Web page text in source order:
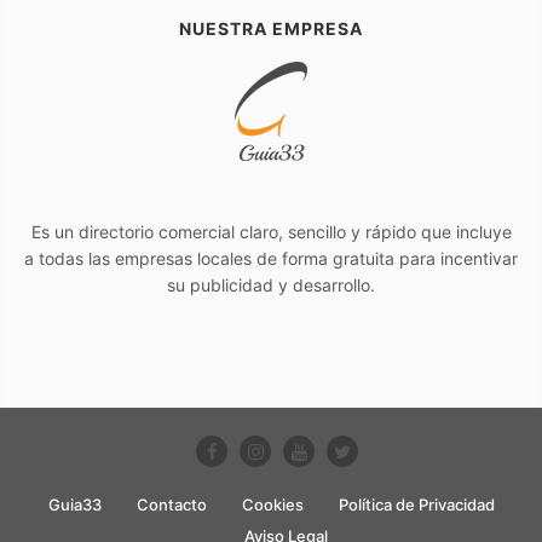
NUESTRA EMPRESA
Es un directorio comercial claro, sencillo y rápido que incluye
a todas las empresas locales de forma gratuita para incentivar
su publicidad y desarrollo.
Guia33 Contacto Cookies
Política de Privacidad
Aviso Legal